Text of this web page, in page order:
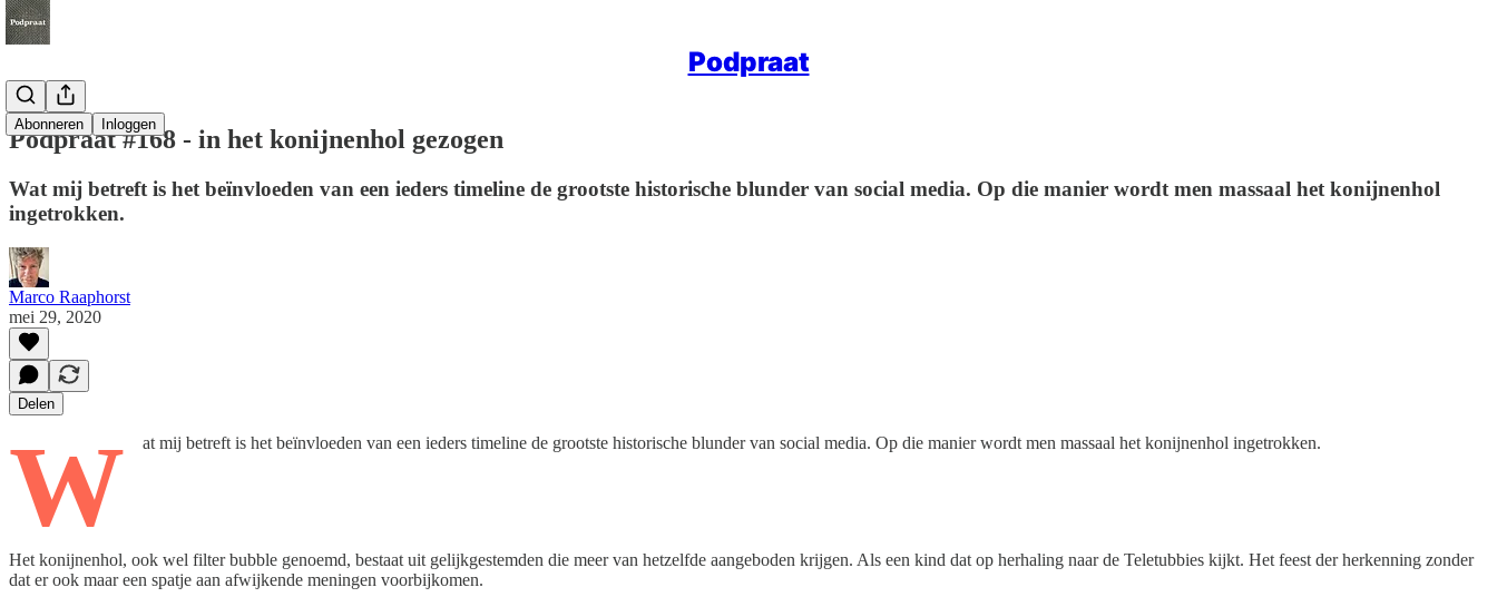
Podpraat
Abonneren Inloggen
Podpraat #168 - in het konijnenhol gezogen
Wat mij betreft is het beïnvloeden van een ieders timeline de grootste historische blunder van social media. Op die manier wordt men massaal het konijnenhol
ingetrokken.
Marco Raaphorst
mei 29, 2020
Delen
W at mij betreft is het beïnvloeden van een ieders timeline de grootste historische blunder van social media. Op die manier wordt men massaal het konijnenhol ingetrokken.
Het konijnenhol, ook wel filter bubble genoemd, bestaat uit gelijkgestemden die meer van hetzelfde aangeboden krijgen. Als een kind dat op herhaling naar de Teletubbies kijkt. Het feest der herkenning zonder
dat er ook maar een spatje aan afwijkende meningen voorbijkomen.